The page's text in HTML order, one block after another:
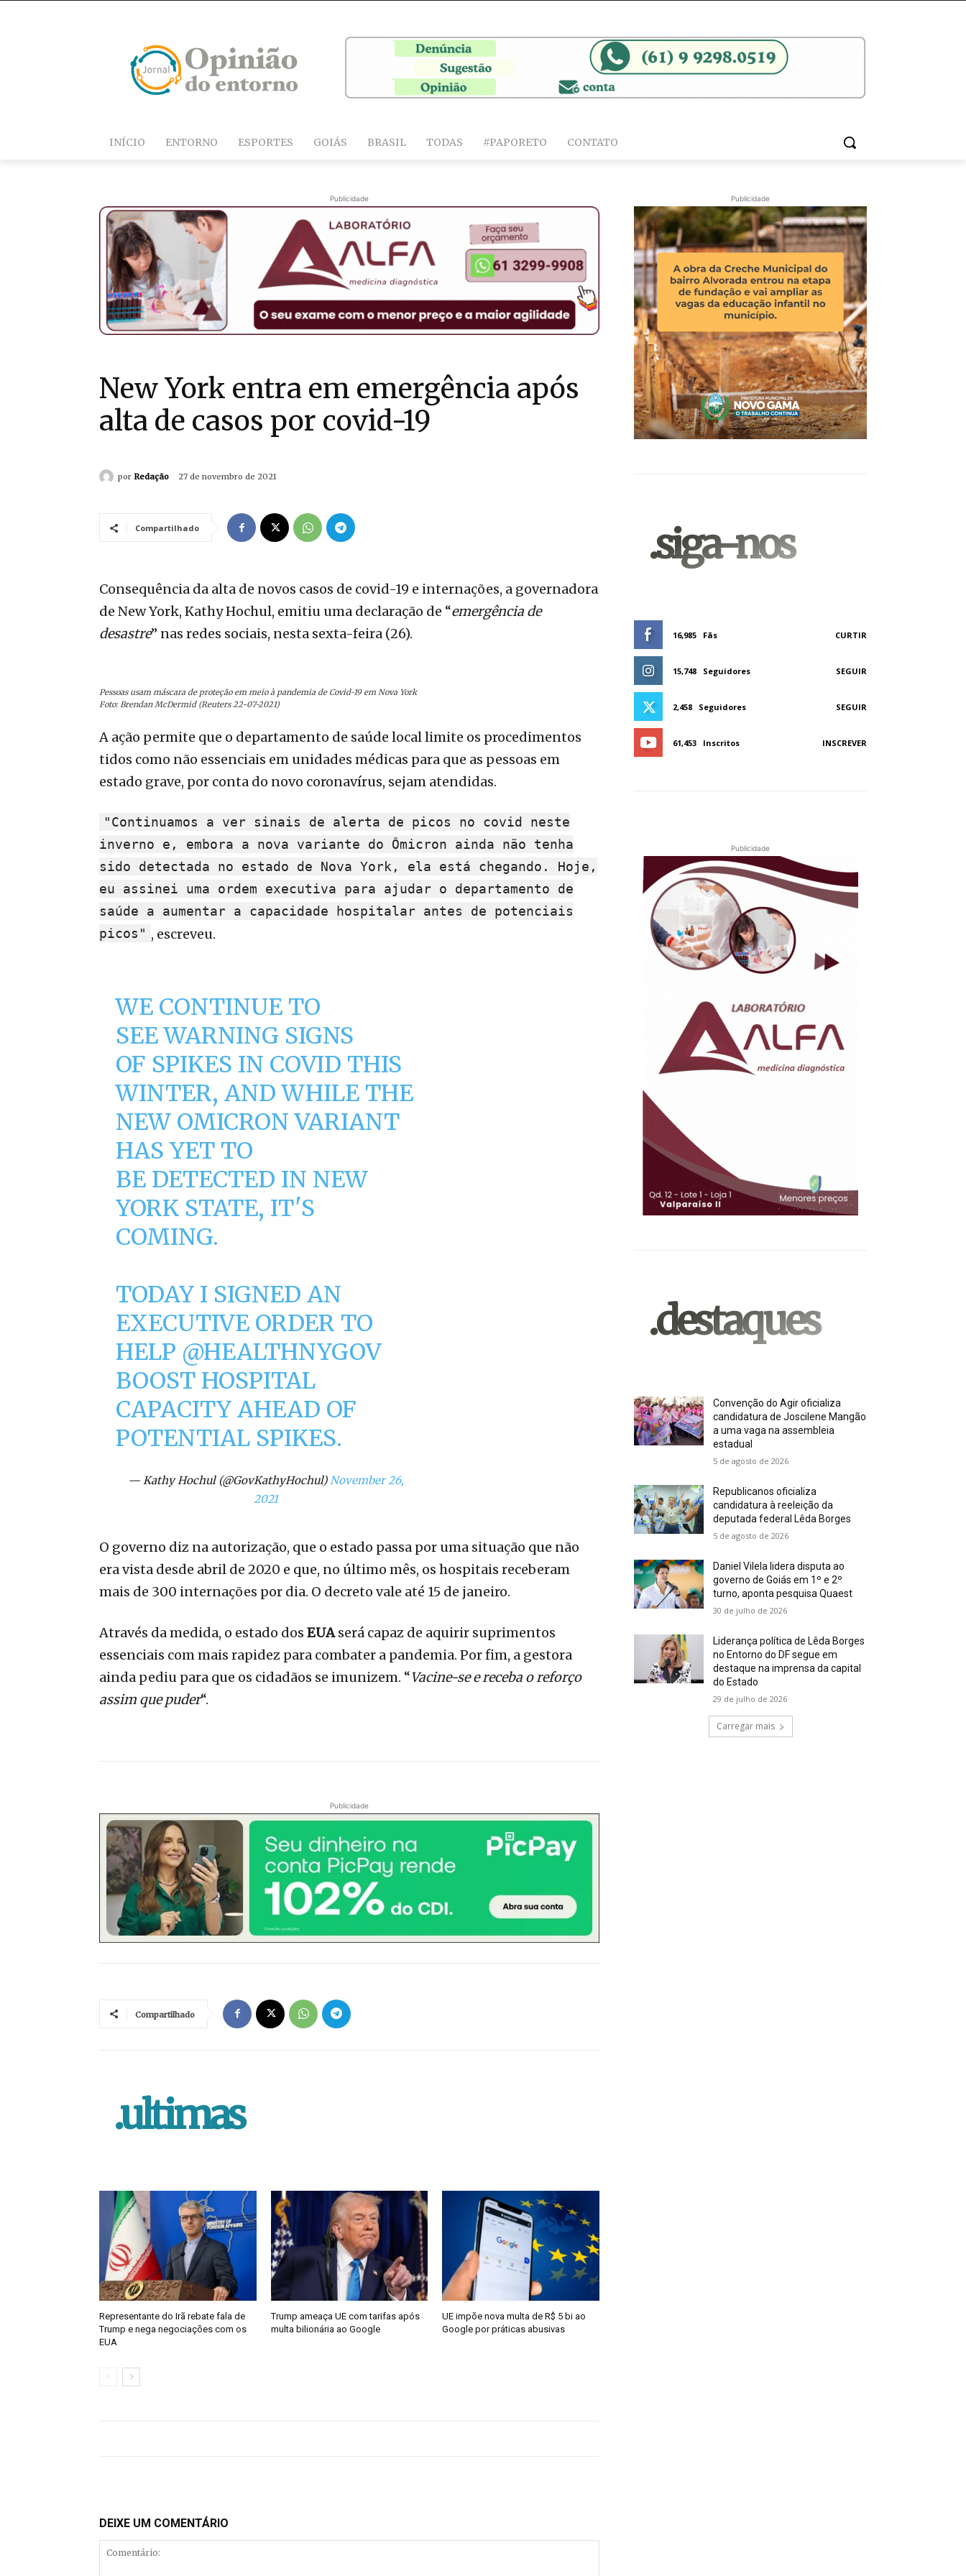
INÍCIO ENTORNO ESPORTES GOIÁS BRASIL TODAS #PAPORETO CONTATO
Publicidade
New York entra em emergência após
alta de casos por covid-19
por Redação 27 de novembro de 2021
Compartilhado
Consequência da alta de novos casos de covid-19 e internações, a governadora
de New York, Kathy Hochul, emitiu uma declaração de “emergência de
desastre” nas redes sociais, nesta sexta-feira (26).
Pessoas usam máscara de proteção em meio à pandemia de Covid-19 em Nova York
Foto: Brendan McDermid (Reuters 22-07-2021)
A ação permite que o departamento de saúde local limite os procedimentos
tidos como não essenciais em unidades médicas para que as pessoas em
estado grave, por conta do novo coronavírus, sejam atendidas.
"Continuamos a ver sinais de alerta de picos no covid neste
inverno e, embora a nova variante do Ômicron ainda não tenha
sido detectada no estado de Nova York, ela está chegando. Hoje,
eu assinei uma ordem executiva para ajudar o departamento de
saúde a aumentar a capacidade hospitalar antes de potenciais
picos" , escreveu.
WE CONTINUE TO
SEE WARNING SIGNS
OF SPIKES IN COVID THIS
WINTER, AND WHILE THE
NEW OMICRON VARIANT
HAS YET TO
BE DETECTED IN NEW
YORK STATE, IT'S
COMING.
TODAY I SIGNED AN
EXECUTIVE ORDER TO
HELP @HEALTHNYGOV
BOOST HOSPITAL
CAPACITY AHEAD OF
POTENTIAL SPIKES.
— Kathy Hochul (@GovKathyHochul)November 26,
2021
O governo diz na autorização, que o estado passa por uma situação que não
era vista desde abril de 2020 e que, no último mês, os hospitais receberam
mais de 300 internações por dia. O decreto vale até 15 de janeiro.
Através da medida, o estado dos EUAserá capaz de aquirir suprimentos
essenciais com mais rapidez para combater a pandemia. Por fim, a gestora
ainda pediu para que os cidadãos se imunizem. “Vacine-se e receba o reforço
assim que puder“.
Publicidade
Compartilhado
.ultimas
Representante do Irã rebate fala de
Trump e nega negociações com os
EUA
Trump ameaça UE com tarifas após
multa bilionária ao Google
UE impõe nova multa de R$ 5 bi ao
Google por práticas abusivas
DEIXE UM COMENTÁRIO
Publicidade
.siga-nos
16,985 Fãs CURTIR
15,748 Seguidores SEGUIR
2,458 Seguidores SEGUIR
61,453 Inscritos INSCREVER
Publicidade
.destaques
Convenção do Agir oficializa
candidatura de Joscilene Mangão
a uma vaga na assembleia
estadual
5 de agosto de 2026
Republicanos oficializa
candidatura à reeleição da
deputada federal Lêda Borges
5 de agosto de 2026
Daniel Vilela lidera disputa ao
governo de Goiás em 1º e 2º
turno, aponta pesquisa Quaest
30 de julho de 2026
Liderança política de Lêda Borges
no Entorno do DF segue em
destaque na imprensa da capital
do Estado
29 de julho de 2026
Carregar mais